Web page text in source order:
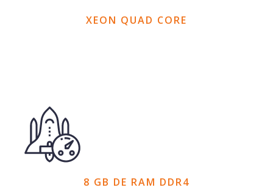
XEON QUAD CORE
8 GB DE RAM DDR4